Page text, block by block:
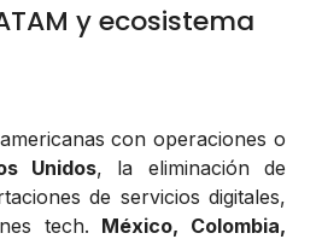
y ecosistema
con operaciones o
Unidos, la eliminación de
de servicios digitales,
tech. México, Colombia,